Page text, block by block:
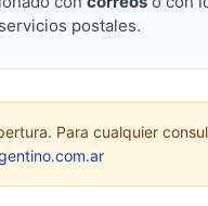
servicios postales.
Para cualquier